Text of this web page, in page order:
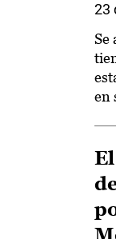
23
Se
en